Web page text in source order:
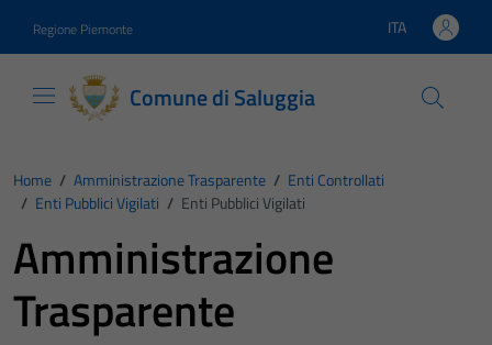
Regione Piemonte Lingua attiva:
ITA
Comune di Saluggia
Home / Amministrazione Trasparente / Enti Controllati
/ Enti Pubblici Vigilati / Enti Pubblici Vigilati
Amministrazione
Trasparente